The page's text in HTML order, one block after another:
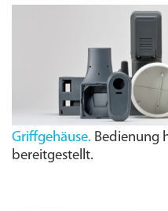
Griffgehäuse. Bedienung
bereitgestellt.